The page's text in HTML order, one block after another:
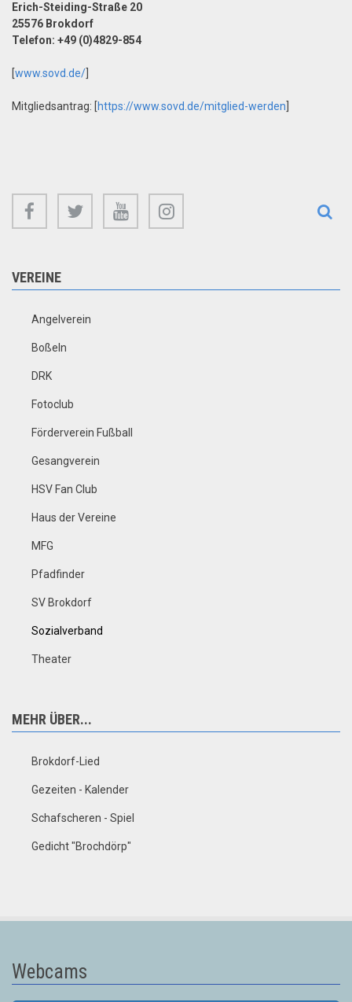
Erich-Steiding-Straße 20
25576 Brokdorf
Telefon: +49 (0)4829-854
www.sovd.de/
Mitgliedsantrag: [ https://www.sovd.de/mitglied-werden
facebook twitter youtube
VEREINE
Angelverein
Boßeln
DRK
Fotoclub
Förderverein Fußball
Gesangverein
HSV Fan Club
Haus der Vereine
MFG
Pfadfinder
SV Brokdorf
Sozialverband
Theater
MEHR ÜBER...
Brokdorf-Lied
Gezeiten - Kalender
Schafscheren - Spiel
Gedicht "Brochdörp"
Webcams